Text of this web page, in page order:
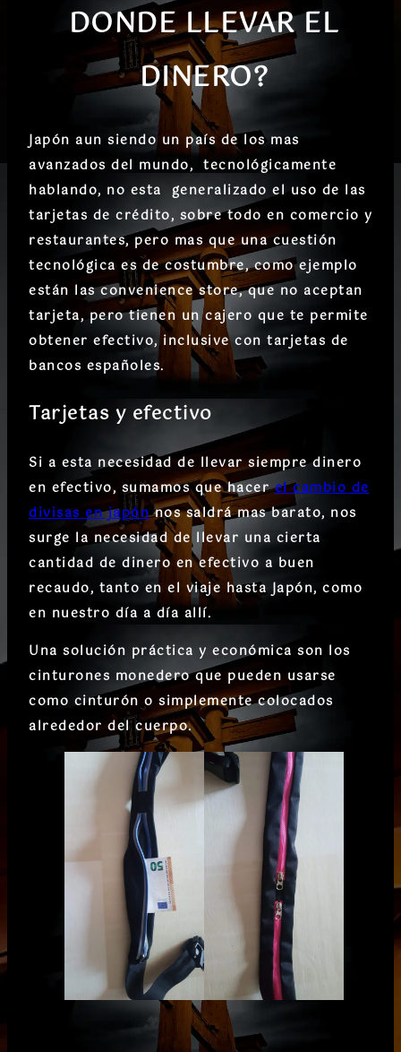
DONDE LLEVAR EL
DINERO?
Japón aun siendo un país de los mas
avanzados del mundo, tecnológicamente
hablando, no esta generalizado el uso de las
tarjetas de crédito, sobre todo en comercio y
restaurantes, pero mas que una cuestión
tecnológica es de costumbre, como ejemplo
están las convenience store, que no aceptan
tarjeta, pero tienen un cajero que te permite
obtener efectivo, inclusive con tarjetas de
bancos españoles.
Tarjetas y efectivo
Si a esta necesidad de llevar siempre dinero
en efectivo, sumamos que hacerel cambio de
divisas en japónnos saldrá mas barato, nos
surge la necesidad de llevar una cierta
cantidad de dinero en efectivo a buen
recaudo, tanto en el viaje hasta Japón, como
en nuestro día a día allí.
Una solución práctica y económica son los
cinturones monedero que pueden usarse
como cinturón o simplemente colocados
alrededor del cuerpo.